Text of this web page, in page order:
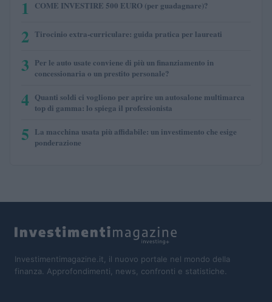
1 COME INVESTIRE 500 EURO (per guadagnare)?
2 Tirocinio extra-curriculare: guida pratica per laureati
3 Per le auto usate conviene di più un finanziamento in
concessionaria o un prestito personale?
4 Quanti soldi ci vogliono per aprire un autosalone multimarca
top di gamma: lo spiega il professionista
5 La macchina usata più affidabile: un investimento che esige
ponderazione
Investimentimagazine.it, il nuovo portale nel mondo della
finanza. Approfondimenti, news, confronti e statistiche.